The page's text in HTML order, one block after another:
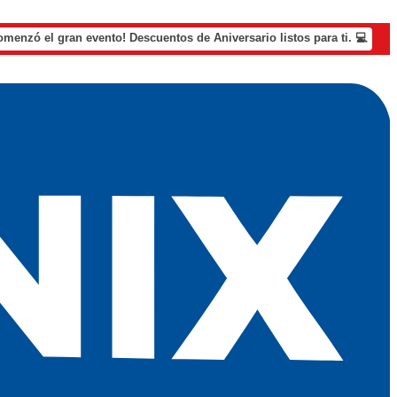
el gran evento! Descuentos de Aniversario listos para ti. 💻